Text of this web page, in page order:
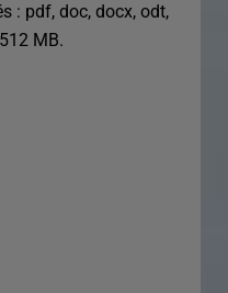
: pdf, doc, docx, odt,
MB.